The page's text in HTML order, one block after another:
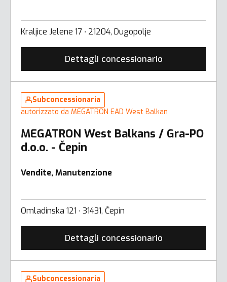
Kraljice Jelene 17 ∙ 21204, Dugopolje
Dettagli concessionario
Subconcessionaria
autorizzato da MEGATRON EAD West Balkan
MEGATRON West Balkans / Gra-PO
d.o.o. - Čepin
Vendite, Manutenzione
Omladinska 121 ∙ 31431, Čepin
Dettagli concessionario
Subconcessionaria